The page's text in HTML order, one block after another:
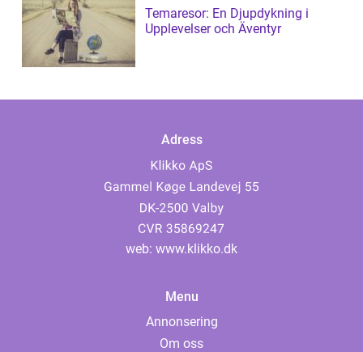
Temaresor: En Djupdykning i
Upplevelser och Äventyr
Adress
web: www.klikko.dk
Menu
Annonsering
Om oss